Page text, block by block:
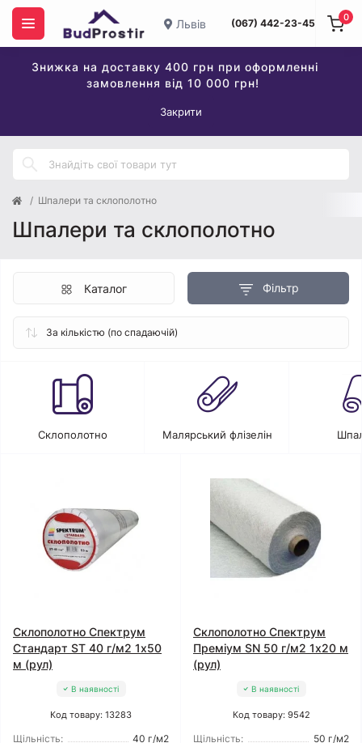
Львів (067) 442-23-45
Знижка на доставку 400 грн при оформленні
замовлення від 10 000 грн!
Закрити
0
Шпалери та склополотно
Шпалери та склополотно
Фільтр
Каталог
Склополотно Малярський флізелін
Склополотно Спектрум
Стандарт ЅТ 40 г/м2 1x50
м (рул)
В наявності
Код товару: 13283
Щільність:
40 г/м2
Склополотно Спектрум
Преміум SN 50 г/м2 1x20 м
(рул)
В наявності
Код товару: 9542
Щільність:
50 г/м2